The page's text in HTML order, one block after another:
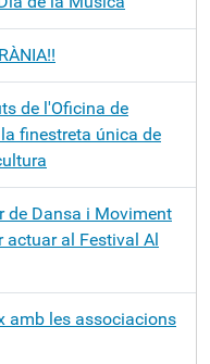
de l'Oficina de
finestreta única de
de Dansa i Moviment
actuar al Festival Al
amb les associacions